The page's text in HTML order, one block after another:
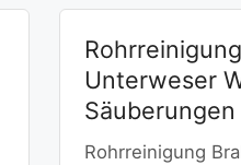
Unterweser
Rohrreinigung